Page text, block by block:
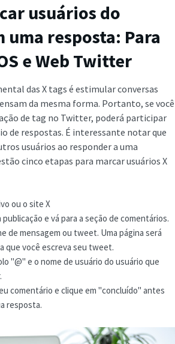
usuários do
resposta: Para
e Web Twitter
das X tags é estimular conversas
da mesma forma. Portanto, se você
de tag no Twitter, poderá participar
de respostas. É interessante notar que
usuários ao responder a uma
cinco etapas para marcar usuários X
ou o site X
e vá para a seção de comentários.
de mensagem ou tweet. Uma página será
que você escreva seu tweet.
"@" e o nome de usuário do usuário que
comentário e clique em "concluído" antes
resposta.